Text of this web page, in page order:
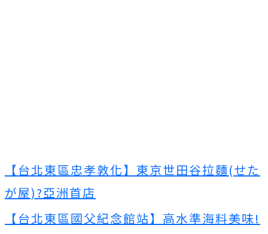
【台北東區忠孝敦化】東京世田谷拉麵(せた
が屋)?亞洲首店
【台北東區國父紀念館站】高水準海料美味!